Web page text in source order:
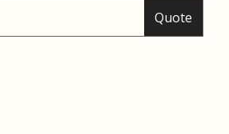
Quote